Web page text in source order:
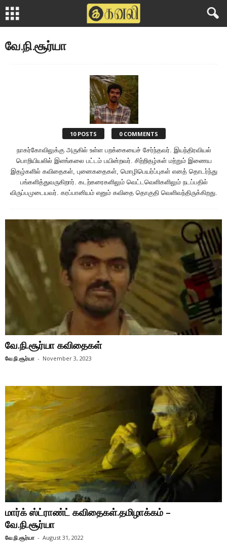
வே.நி.சூர்யா
10 POSTS 0 COMMENTS
நாகர்கோவிலுக்கு அருகில் உள்ள பறக்கையைச் சேர்ந்தவர். இயந்திரவியல்
பொறியியலில் இளங்கலை பட்டம் பயின்றவர். சிற்றிதழ்கள் மற்றும் இணைய
இதழ்களில் கவிதைகள், புனைகதைகள், மொழிபெயர்ப்புகள் எனத் தொடர்ந்து
பங்களித்துவருகிறார். கடற்கரைகளிலும் வெட்டவெளிகளிலும் நடப்பதில்
விருப்பமுடையவர். கரப்பானியம் எனும் கவிதை தொகுதி வெளிவந்திருக்கிறது.
வே.நி.சூர்யா கவிதைகள்
வே.நி.சூர்யா - November 3, 2023
மார்க் ஸ்ட்ராண்ட் கவிதைகள்.தமிழாக்கம் –
வே.நி.சூர்யா
வே.நி.சூர்யா - August 31, 2022